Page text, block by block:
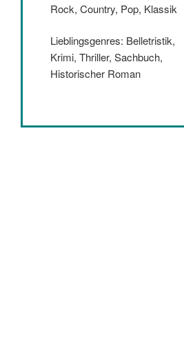
Rock, Country, Pop, Klassik
Lieblingsgenres: Belletristik,
Krimi, Thriller, Sachbuch,
Historischer Roman